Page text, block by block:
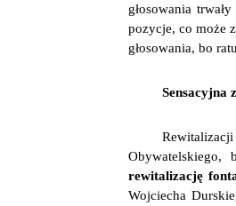
głosowania
pozycje, co może
głosowania, bo
Sensacyjna
rewitalizację
Wojciecha